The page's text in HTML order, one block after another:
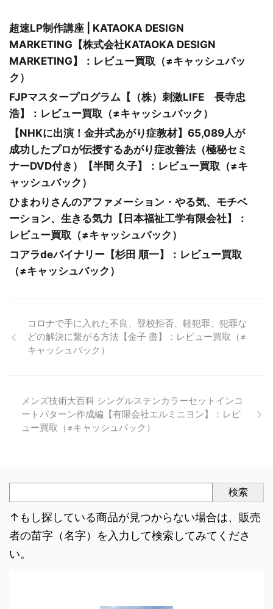
超速LP制作講座 | KATAOKA DESIGN
MARKETING【株式会社KATAOKA DESIGN
MARKETING】：レビュー買取（≠キャッシュバッ
ク）
FJPマスタープログラム【（株）刺激LIFE 長寺忠
浩】：レビュー買取（≠キャッシュバック）
【NHKに出演！金井式あがり症教材】65,089人が
成功したプロが伝授するあがり症改善法（極秘セミ
ナーDVD付き）【半間 久子】：レビュー買取（≠キ
ャッシュバック）
ひまわりさんのアファメーション・やる気、モチベ
ーション、生きる気力【日本福祉工学有限会社】：
レビュー買取（≠キャッシュバック）
コアラdeバイナリー【杉田 順一】：レビュー買取
（≠キャッシュバック）
コロナで手に入れた不良、登校拒否、軽犯罪、犯罪な
どの解決に繋がる方法【金子 盡】：レビュー買取（≠
キャッシュバック）
メンズ技術大百科 シングルステンカラーセットインコ
ートパターン作成編【有限会社エルミニヨン】：レビ
ュー買取（≠キャッシュバック）
検索
↑もし探している商品が見つからない場合は、販売
者の苗字（名字）を入力して検索してみてくださ
い。